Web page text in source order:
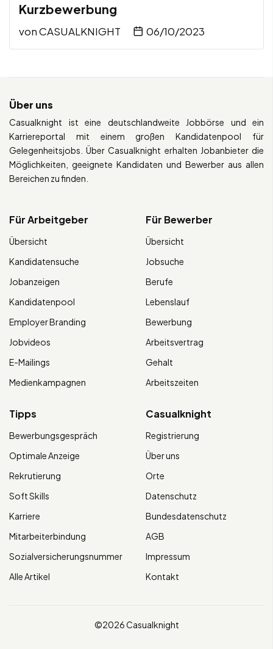
Kurzbewerbung
vonCASUALKNIGHT 06/10/2023
Über uns
Casualknight ist eine deutschlandweite Jobbörse und ein
Karriereportal mit einem großen Kandidatenpool für
Gelegenheitsjobs. Über Casualknight erhalten Jobanbieter die
Möglichkeiten, geeignete Kandidaten und Bewerber aus allen
Bereichen zu finden.
Für Arbeitgeber
Übersicht
Kandidatensuche
Jobanzeigen
Kandidatenpool
Employer Branding
Jobvideos
E-Mailings
Medienkampagnen
Für Bewerber
Übersicht
Jobsuche
Berufe
Lebenslauf
Bewerbung
Arbeitsvertrag
Gehalt
Arbeitszeiten
Tipps
Bewerbungsgespräch
Optimale Anzeige
Rekrutierung
Soft Skills
Karriere
Mitarbeiterbindung
Sozialversicherungsnummer
Alle Artikel
Casualknight
Registrierung
Über uns
Orte
Datenschutz
Bundesdatenschutz
AGB
Impressum
Kontakt
©2026 Casualknight